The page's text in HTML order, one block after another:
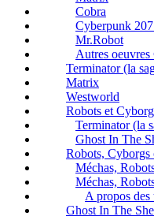
Cobra
Cyberpunk
Mr.Robot
Autres
Terminator (la
Matrix
Westworld
Robots et
Terminator (la
Ghost In The
Robots, Cyborgs
Méchas,
Méchas,
A propos des
Ghost In The